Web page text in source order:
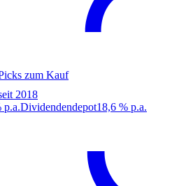
zum Kauf
2018
p.a.Dividendendepot18,6 % p.a.